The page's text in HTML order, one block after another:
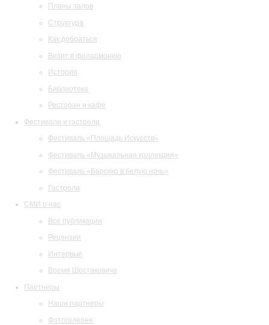
Планы залов
Структура
Как добраться
Визит в филармонию
История
Библиотека
Ресторан и кафе
Фестивали и гастроли
Фестиваль «Площадь Искусств»
Фестиваль «Музыкальная коллекция»
Фестиваль «Барокко в белую ночь»
Гастроли
СМИ о нас
Все публикации
Рецензии
Интервью
Время Шостаковича
Партнеры
Наши партнеры
Фотогалерея